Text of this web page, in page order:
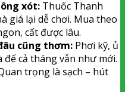
xót: Thuốc Thanh
giá lại dễ chơi. Mua theo
cất được lâu.
cũng thơm: Phơi kỹ, ủ
cả tháng vẫn như mới.
trọng là sạch – hút